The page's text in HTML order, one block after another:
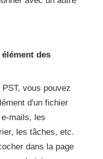
des
vous pouvez
d'un fichier
mails, les
les tâches, etc.
dans la page